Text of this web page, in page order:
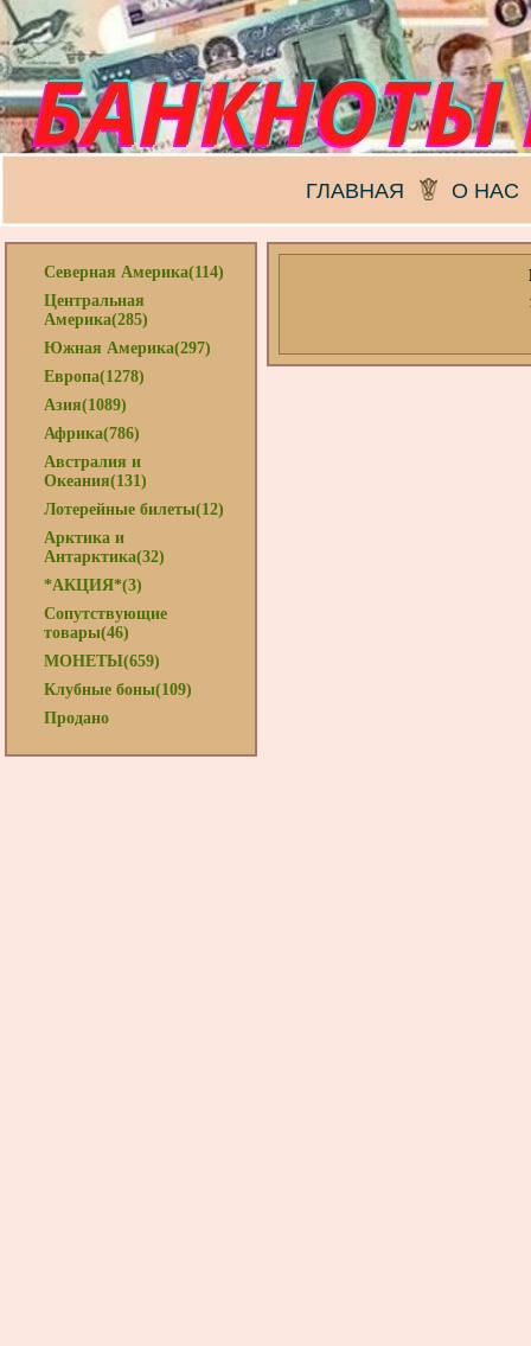
ГЛАВНАЯ О НАС
Северная Америка(114)
Центральная
Америка(285)
Южная Америка(297)
Европа(1278)
Азия(1089)
Африка(786)
Австралия и
Океания(131)
Лотерейные билеты(12)
Арктика и
Антарктика(32)
*АКЦИЯ*(3)
Сопутствующие
товары(46)
МОНЕТЫ(659)
Клубные боны(109)
Продано